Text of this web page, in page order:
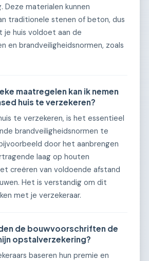
Deze materialen kunnen
traditionele stenen of beton, dus
je huis voldoet aan de
en brandveiligheidsnormen, zoals
maatregelen kan ik nemen
huis te verzekeren?
te verzekeren, is het essentieel
brandveiligheidsnormen te
door het aanbrengen
laag op houten
creëren van voldoende afstand
Het is verstandig om dit
met je verzekeraar.
de bouwvoorschriften de
opstalverzekering?
baseren hun premie en